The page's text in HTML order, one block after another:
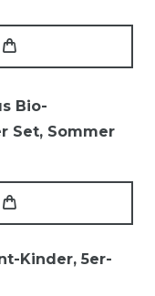
Bio-
Set, Sommer
Kinder, 5er-